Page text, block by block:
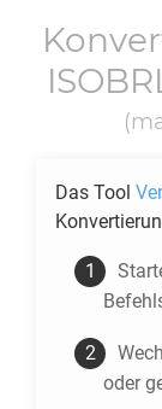
Das Tool
oder